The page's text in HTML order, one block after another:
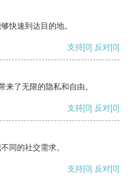
快速到达目的地。
支持[0] 反对[0]
了无限的隐私和自由。
支持[0] 反对[0]
同的社交需求。
支持[0] 反对[0]